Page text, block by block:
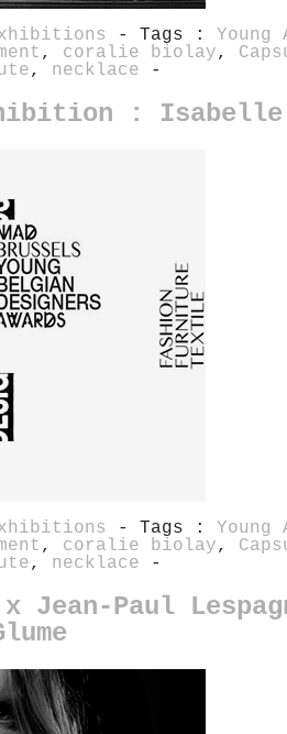
- Tags : Young
, coralie biolay,
, necklace -
:
- Tags : Young
, coralie biolay,
, necklace -
Jean-Paul